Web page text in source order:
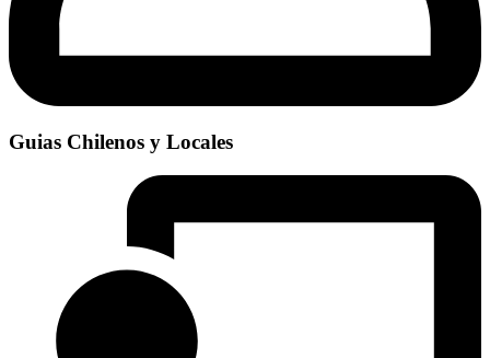
Guias Chilenos y Locales